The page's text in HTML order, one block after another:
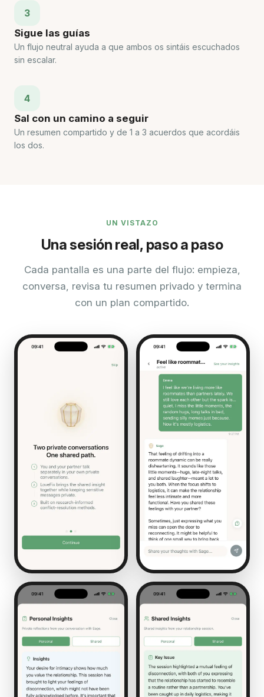
3
Sigue las guías
Un flujo neutral ayuda a que ambos os sintáis escuchados
sin escalar.
4
Sal con un camino a seguir
Un resumen compartido y de 1 a 3 acuerdos que acordáis
los dos.
UN VISTAZO
Una sesión real, paso a paso
Cada pantalla es una parte del flujo: empieza,
conversa, revisa tu resumen privado y termina
con un plan compartido.